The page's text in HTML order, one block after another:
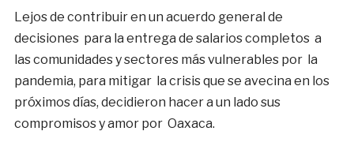
Lejos de contribuir en un acuerdo general de
decisiones para la entrega de salarios completos a
las comunidades y sectores más vulnerables por la
pandemia, para mitigar la crisis que se avecina en los
próximos días, decidieron hacer a un lado sus
compromisos y amor por Oaxaca.